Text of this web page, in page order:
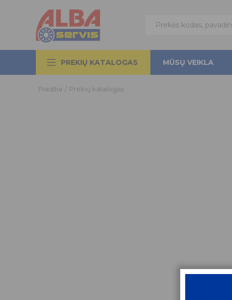
PREKIŲ KATALOGAS MŪSŲ VEIKLA
Pradžia / Prekių katalogas